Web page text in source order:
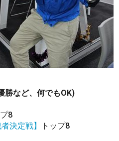
勝など、何でもOK)
8
決定戦】
トップ8